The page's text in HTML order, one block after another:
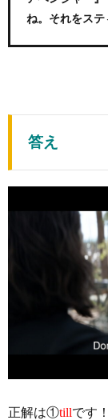
ね。それをステ
答え
正解は①tillです！